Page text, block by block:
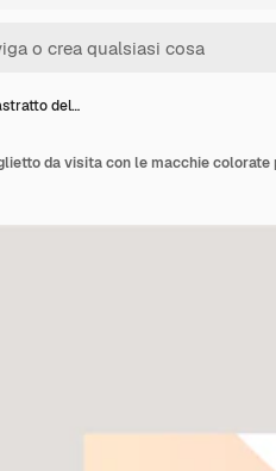
del…
da visita con le macchie